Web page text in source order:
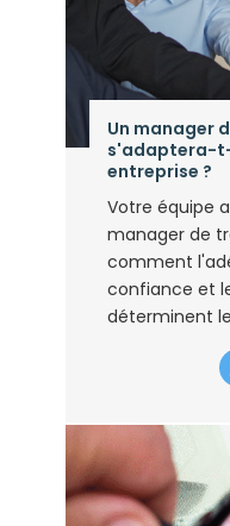
Un manager
s'adaptera-
entreprise ?
Votre équipe
manager de
comment
confiance et
déterminent